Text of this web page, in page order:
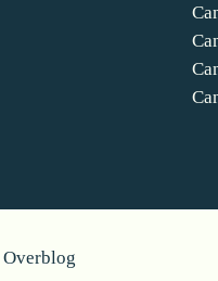
Overblog